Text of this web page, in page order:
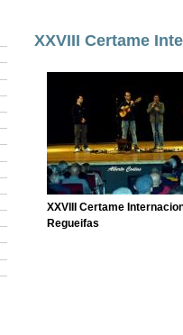
XXVIII Certame
XXVIII Certame
Regueifas